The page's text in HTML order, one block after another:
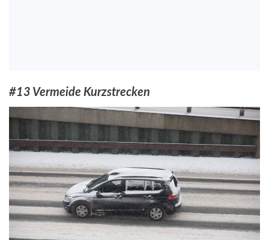
#13 Vermeide Kurzstrecken